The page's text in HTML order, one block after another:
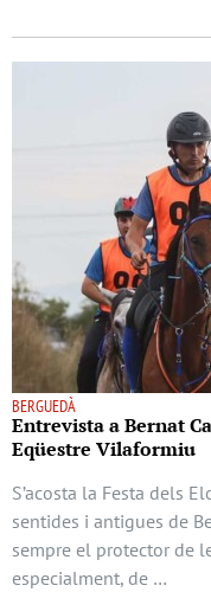
BERGUEDÀ
Entrevista a Bernat
Eqüestre Vilaformiu
S’acosta la Festa dels
sentides i antigues de
sempre el protector de
especialment, de …